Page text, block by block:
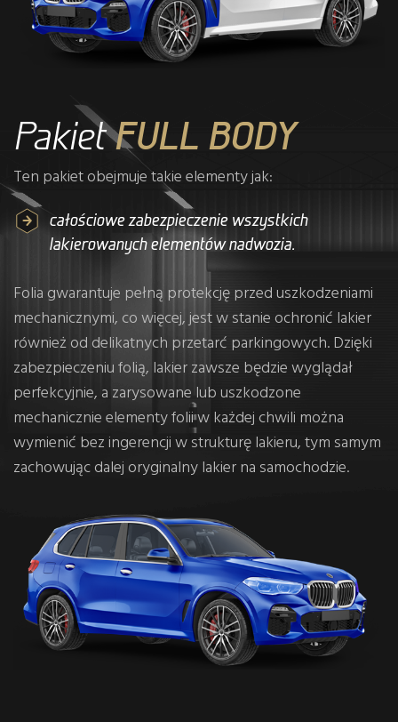
PakietFULL BODY
Ten pakiet obejmuje takie elementy jak:
całościowe zabezpieczenie wszystkich
lakierowanych elementów nadwozia.
Folia gwarantuje pełną protekcję przed uszkodzeniami
mechanicznymi, co więcej, jest w stanie ochronić lakier
również od delikatnych przetarć parkingowych. Dzięki
zabezpieczeniu folią, lakier zawsze będzie wyglądał
perfekcyjnie, a zarysowane lub uszkodzone
mechanicznie elementy folii w każdej chwili można
wymienić bez ingerencji w strukturę lakieru, tym samym
zachowując dalej oryginalny lakier na samochodzie.